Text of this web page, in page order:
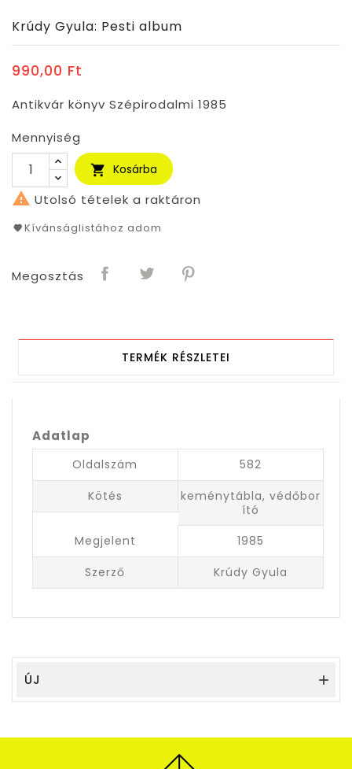
Krúdy Gyula: Pesti album
990,00 Ft
Antikvár könyv Szépirodalmi 1985
Mennyiség
 Kosárba
 Utolsó tételek a raktáron
Kívánságlistához adom
Megosztás
TERMÉK RÉSZLETEI
Adatlap
Oldalszám
582
Kötés
keménytábla, védőbor
ító
Megjelent
1985
Szerző
Krúdy Gyula
ÚJ 